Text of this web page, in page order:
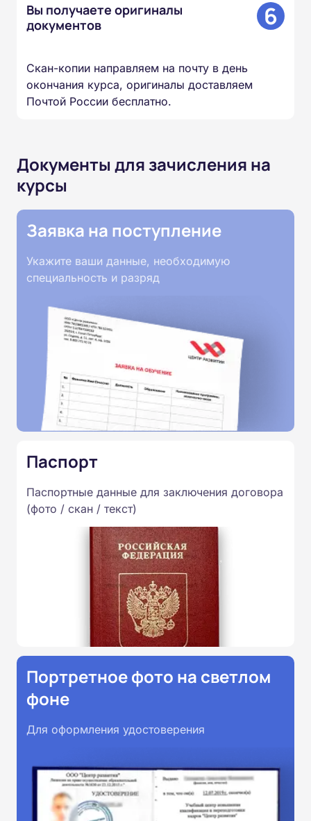
Вы получаете оригиналы
документов
6
Скан-копии направляем на почту в день
окончания курса, оригиналы доставляем
Почтой России бесплатно.
Документы для зачисления на
курсы
Заявка на поступление
Укажите ваши данные, необходимую
специальность и разряд
Паспорт
Паспортные данные для заключения договора
(фото / скан / текст)
Портретное фото на светлом
фоне
Для оформления удостоверения